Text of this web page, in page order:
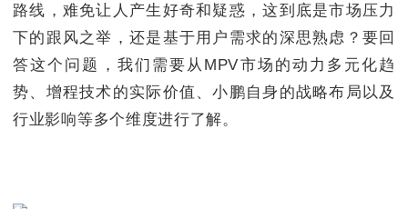
路线，难免让人产生好奇和疑惑，这到底是市场压力
下的跟风之举，还是基于用户需求的深思熟虑？要回
答这个问题，我们需要从MPV市场的动力多元化趋
势、增程技术的实际价值、小鹏自身的战略布局以及
行业影响等多个维度进行了解。